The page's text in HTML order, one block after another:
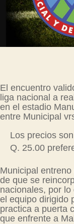
El encuentro
liga nacional a
en el estadio
entre Municipal
Los precios
Q. 25.00
Municipal
de que se
nacionales, por
el equipo dirigido
practica a puerta
que enfrente a